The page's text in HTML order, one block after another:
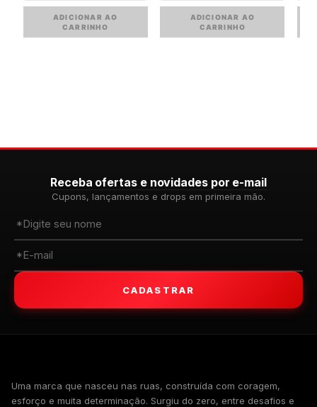
ADICIONAR AO
CARRINHO
ADICIONAR AO
CARRINHO
Receba ofertas e novidades por e-mail
Cupons, lançamentos e drops em primeira mão.
CADASTRAR
Uma marca que nasceu nas ruas, construída com coragem,
esforço e muita determinação. Surgiu do zero, entre desafios e